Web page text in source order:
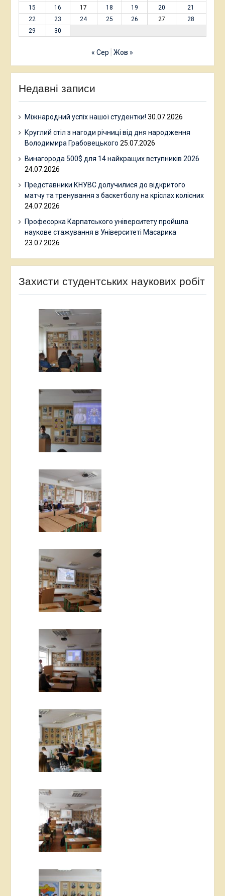
15
16 17 18 19 20
21
22
23 24 25 26 27
28
29
30
« Сер Жов »
Недавні записи
Міжнародний успіх нашої студентки! 30.07.2026
Круглий стіл з нагоди річниці від дня народження
Володимира Грабовецького 25.07.2026
Винагорода 500$ для 14 найкращих вступників 2026
24.07.2026
Представники КНУВС долучилися до відкритого
матчу та тренування з баскетболу на кріслах колісних
24.07.2026
Професорка Карпатського університету пройшла
наукове стажування в Університеті Масарика
23.07.2026
Захисти студентських наукових робіт